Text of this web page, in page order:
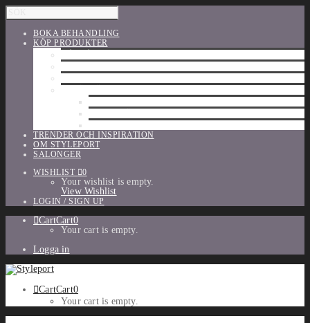
BOKA BEHANDLING
KÖP PRODUKTER
TRENDER OCH INSPIRATION
OM STYLEPORT
SALONGER
WISHLIST
0
Your wishlist is empty.
View Wishlist
LOGIN / SIGN UP
CartCart0
Your cart is empty.
Logga in
CartCart0
Your cart is empty.